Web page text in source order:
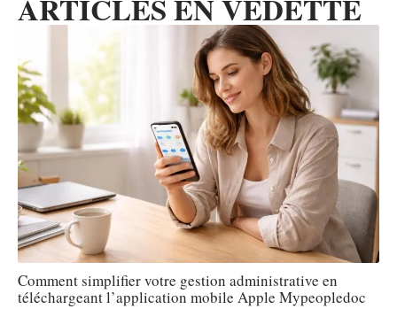
ARTICLES EN VEDETTE
Comment simplifier votre gestion administrative en
téléchargeant l’application mobile Apple Mypeopledoc